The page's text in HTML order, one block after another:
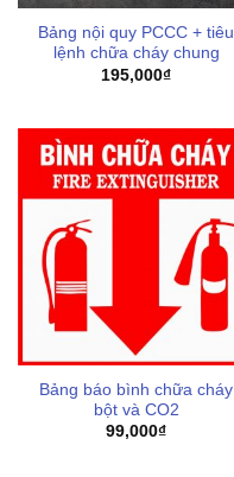
Bảng nội quy PCCC + tiêu
lệnh chữa cháy chung
195,000₫
Bảng báo bình chữa cháy
bột và CO2
99,000₫